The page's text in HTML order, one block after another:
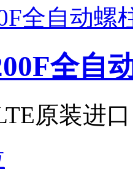
全自动螺
全自
原装进